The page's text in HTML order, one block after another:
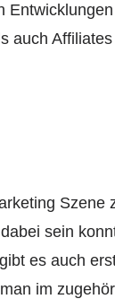
auch
Szene
sein
es auch
im